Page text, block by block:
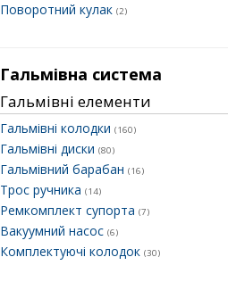
Поворотний кулак (2)
Гальмівна система
Гальмівні елементи
Гальмівні колодки (160)
Гальмівні диски (80)
Гальмівний барабан (16)
Трос ручника (14)
Ремкомплект супорта (7)
Вакуумний насос (6)
Комплектуючі колодок (30)